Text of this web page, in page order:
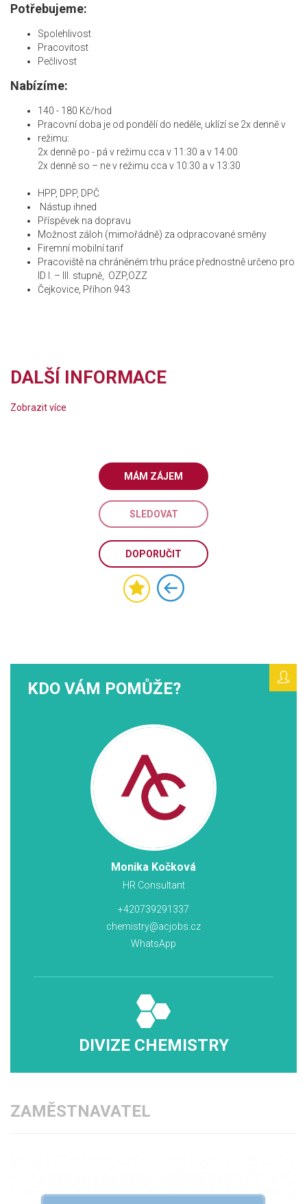
Potřebujeme:
Spolehlivost
Pracovitost
Pečlivost
Nabízíme:
140 - 180 Kč/hod
Pracovní doba je od pondělí do neděle, uklízí se 2x denně v
režimu:
2x denně po - pá v režimu cca v 11:30 a v 14:00
2x denně so – ne v režimu cca v 10:30 a v 13:30
HPP, DPP, DPČ
Nástup ihned
Příspěvek na dopravu
Možnost záloh (mimořádně) za odpracované směny
Firemní mobilní tarif
Pracoviště na chráněném trhu práce přednostně určeno pro
ID I. – III. stupně, OZP,OZZ
Čejkovice, Příhon 943
DALŠÍ INFORMACE
Zobrazit více
MÁM ZÁJEM
SLEDOVAT
DOPORUČIT
KDO VÁM POMŮŽE?
Monika Kočková
HR Consultant
+420739291337
chemistry@acjobs.cz
WhatsApp
DIVIZE CHEMISTRY
ZAMĚSTNAVATEL